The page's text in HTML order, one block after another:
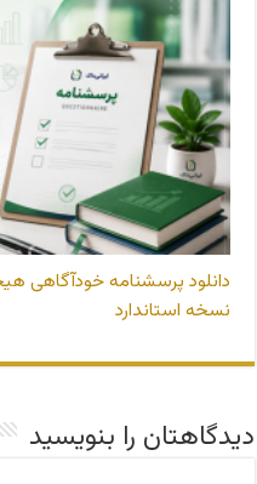
نسخه استاندارد
دیدگاهتان را بنویسید